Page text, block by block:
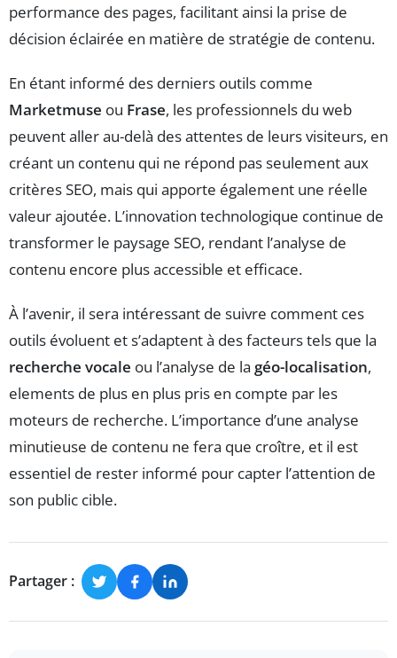
performance des pages, facilitant ainsi la prise de
décision éclairée en matière de stratégie de contenu.
En étant informé des derniers outils comme
Marketmuse ou Frase, les professionnels du web
peuvent aller au-delà des attentes de leurs visiteurs, en
créant un contenu qui ne répond pas seulement aux
critères SEO, mais qui apporte également une réelle
valeur ajoutée. L’innovation technologique continue de
transformer le paysage SEO, rendant l’analyse de
contenu encore plus accessible et efficace.
À l’avenir, il sera intéressant de suivre comment ces
outils évoluent et s’adaptent à des facteurs tels que la
recherche vocale ou l’analyse de la géo-localisation,
elements de plus en plus pris en compte par les
moteurs de recherche. L’importance d’une analyse
minutieuse de contenu ne fera que croître, et il est
essentiel de rester informé pour capter l’attention de
son public cible.
Partager :